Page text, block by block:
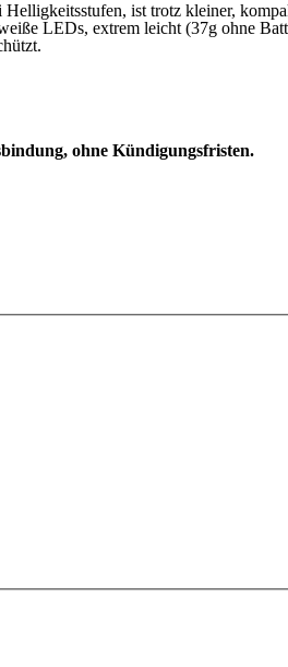
ist trotz kleiner,
LEDs, extrem leicht (37g ohne
ohne Kündigungsfristen.